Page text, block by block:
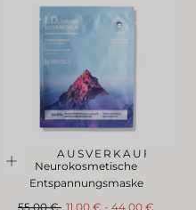
AUSVERKAUF
Neurokosmetische
Entspannungsmaske
Regulärer
55,00 € AbMindestpreis
11,00 € - Höchstpreis
44,00 €